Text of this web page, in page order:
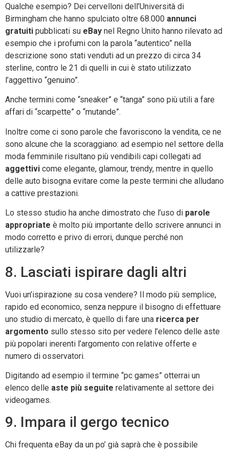
Qualche esempio? Dei cervelloni dell’Università di
Birmingham che hanno spulciato oltre 68.000 annunci
gratuiti pubblicati su eBay nel Regno Unito hanno rilevato ad
esempio che i profumi con la parola “autentico” nella
descrizione sono stati venduti ad un prezzo di circa 34
sterline, contro le 21 di quelli in cui è stato utilizzato
l’aggettivo “genuino”.
Anche termini come “sneaker” e “tanga” sono più utili a fare
affari di “scarpette” o “mutande”.
Inoltre come ci sono parole che favoriscono la vendita, ce ne
sono alcune che la scoraggiano: ad esempio nel settore della
moda femminile risultano più vendibili capi collegati ad
aggettivi come elegante, glamour, trendy, mentre in quello
delle auto bisogna evitare come la peste termini che alludano
a cattive prestazioni.
Lo stesso studio ha anche dimostrato che l’uso di parole
appropriate è molto più importante dello scrivere annunci in
modo corretto e privo di errori, dunque perché non
utilizzarle?
8. Lasciati ispirare dagli altri
Vuoi un’ispirazione su cosa vendere? Il modo più semplice,
rapido ed economico, senza neppure il bisogno di effettuare
uno studio di mercato, è quello di fare una ricerca per
argomento sullo stesso sito per vedere l’elenco delle aste
più popolari inerenti l’argomento con relative offerte e
numero di osservatori.
Digitando ad esempio il termine “pc games” otterrai un
elenco delle aste più seguite relativamente al settore dei
videogames.
9. Impara il gergo tecnico
Chi frequenta eBay da un po’ già saprà che è possibile